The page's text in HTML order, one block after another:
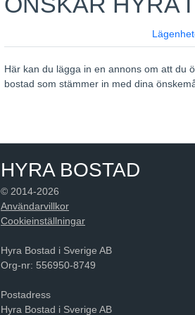
Här kan du lägga in en annons om att du
bostad som stämmer in med dina
HYRA BOSTAD
© 2014-2026
Användarvillkor
Cookieinställningar
Hyra Bostad i Sverige AB
Org-nr: 556950-8749
Postadress
Hyra Bostad i Sverige AB